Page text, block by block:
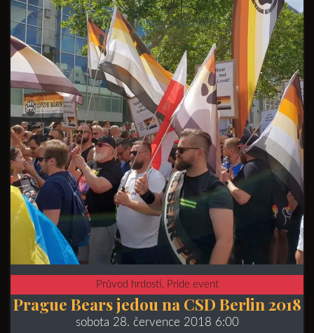
Průvod hrdosti, Pride event
Prague Bears jedou na CSD Berlin 2018
sobota 28. července 2018 6:00